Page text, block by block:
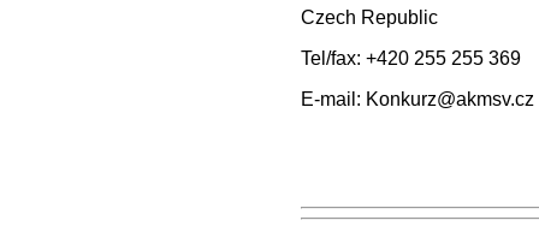
Czech Republic
Tel/fax: +420 255 255 369
E-mail: Konkurz@akmsv.cz